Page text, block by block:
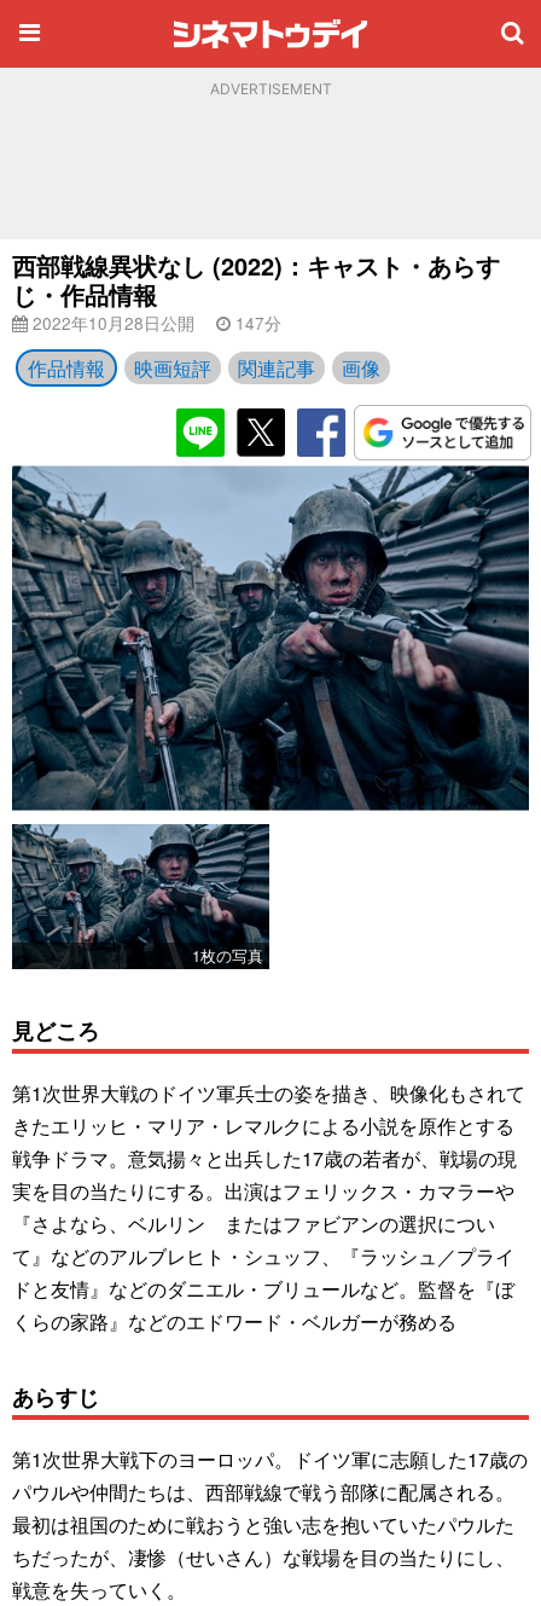
ADVERTISEMENT
西部戦線異状なし (2022)：キャスト・あらす
じ・作品情報
2022年10月28日公開 147分
作品情報 映画短評 関連記事 画像
1枚の写真
見どころ
第1次世界大戦のドイツ軍兵士の姿を描き、映像化もされて
きたエリッヒ・マリア・レマルクによる小説を原作とする
戦争ドラマ。意気揚々と出兵した17歳の若者が、戦場の現
実を目の当たりにする。出演はフェリックス・カマラーや
『さよなら、ベルリン またはファビアンの選択につい
て』などのアルブレヒト・シュッフ、『ラッシュ／プライ
ドと友情』などのダニエル・ブリュールなど。監督を『ぼ
くらの家路』などのエドワード・ベルガーが務める
あらすじ
第1次世界大戦下のヨーロッパ。ドイツ軍に志願した17歳の
パウルや仲間たちは、西部戦線で戦う部隊に配属される。
最初は祖国のために戦おうと強い志を抱いていたパウルた
ちだったが、凄惨（せいさん）な戦場を目の当たりにし、
戦意を失っていく。